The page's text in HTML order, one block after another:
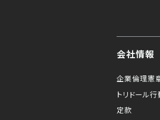
会社情報
企業倫理憲
トリドール
定款